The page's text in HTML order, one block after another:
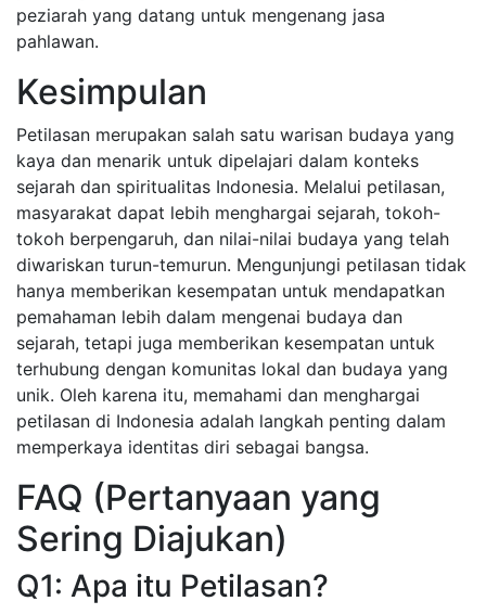
peziarah yang datang untuk mengenang jasa
pahlawan.
Kesimpulan
Petilasan merupakan salah satu warisan budaya yang
kaya dan menarik untuk dipelajari dalam konteks
sejarah dan spiritualitas Indonesia. Melalui petilasan,
masyarakat dapat lebih menghargai sejarah, tokoh-
tokoh berpengaruh, dan nilai-nilai budaya yang telah
diwariskan turun-temurun. Mengunjungi petilasan tidak
hanya memberikan kesempatan untuk mendapatkan
pemahaman lebih dalam mengenai budaya dan
sejarah, tetapi juga memberikan kesempatan untuk
terhubung dengan komunitas lokal dan budaya yang
unik. Oleh karena itu, memahami dan menghargai
petilasan di Indonesia adalah langkah penting dalam
memperkaya identitas diri sebagai bangsa.
FAQ (Pertanyaan yang
Sering Diajukan)
Q1: Apa itu Petilasan?